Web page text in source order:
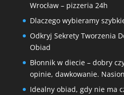
Wrocław – pizzeria 24h
Dlaczego wybieramy
Odkryj Sekrety Tworzenia
Obiad
Błonnik w diecie – dobry
opinie, dawkowanie.
Idealny obiad, gdy nie ma